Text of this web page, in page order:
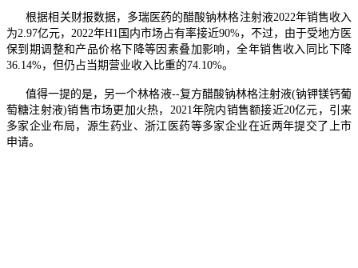
根据相关财报数据，多瑞医药的醋酸钠林格注射液2022年销售收入
为2.97亿元，2022年H1国内市场占有率接近90%，不过，由于受地方医
保到期调整和产品价格下降等因素叠加影响，全年销售收入同比下降
36.14%，但仍占当期营业收入比重的74.10%。
值得一提的是，另一个林格液--复方醋酸钠林格注射液(钠钾镁钙葡
萄糖注射液)销售市场更加火热，2021年院内销售额接近20亿元，引来
多家企业布局，源生药业、浙江医药等多家企业在近两年提交了上市
申请。